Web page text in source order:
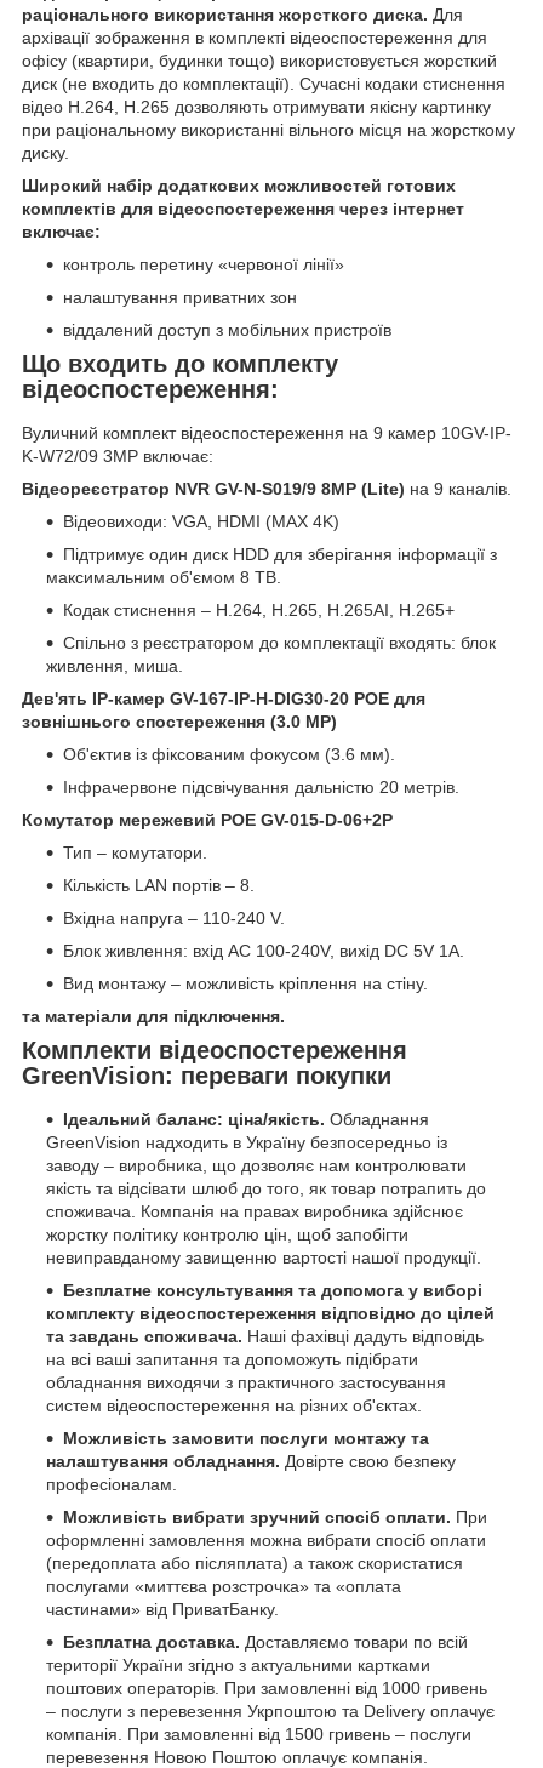
раціонального використання жорсткого диска. Для
архівації зображення в комплекті відеоспостереження для
офісу (квартири, будинки тощо) використовується жорсткий
диск (не входить до комплектації). Сучасні кодаки стиснення
відео H.264, H.265 дозволяють отримувати якісну картинку
при раціональному використанні вільного місця на жорсткому
диску.
Широкий набір додаткових можливостей готових
комплектів для відеоспостереження через інтернет
включає:
контроль перетину «червоної лінії»
налаштування приватних зон
віддалений доступ з мобільних пристроїв
Що входить до комплекту
відеоспостереження:
Вуличний комплект відеоспостереження на 9 камер 10GV-IP-
K-W72/09 3MP включає:
Відеореєстратор NVR GV-N-S019/9 8MP (Lite) на 9 каналів.
Відеовиходи: VGA, HDMI (MAX 4K)
Підтримує один диск HDD для зберігання інформації з
максимальним об'ємом 8 TB.
Кодак стиснення – H.264, H.265, H.265AI, H.265+
Спільно з реєстратором до комплектації входять: блок
живлення, миша.
Дев'ять IP-камер GV-167-IP-H-DIG30-20 POE для
зовнішнього спостереження (3.0 МР)
Об'єктив із фіксованим фокусом (3.6 мм).
Інфрачервоне підсвічування дальністю 20 метрів.
Комутатор мережевий POE GV-015-D-06+2P
Тип – комутатори.
Кількість LAN портів – 8.
Вхідна напруга – 110-240 V.
Блок живлення: вхід AC 100-240V, вихід DC 5V 1А.
Вид монтажу – можливість кріплення на стіну.
та матеріали для підключення.
Комплекти відеоспостереження
GreenVision: переваги покупки
Ідеальний баланс: ціна/якість. Обладнання
GreenVision надходить в Україну безпосередньо із
заводу – виробника, що дозволяє нам контролювати
якість та відсівати шлюб до того, як товар потрапить до
споживача. Компанія на правах виробника здійснює
жорстку політику контролю цін, щоб запобігти
невиправданому завищенню вартості нашої продукції.
Безплатне консультування та допомога у виборі
комплекту відеоспостереження відповідно до цілей
та завдань споживача. Наші фахівці дадуть відповідь
на всі ваші запитання та допоможуть підібрати
обладнання виходячи з практичного застосування
систем відеоспостереження на різних об'єктах.
Можливість замовити послуги монтажу та
налаштування обладнання. Довірте свою безпеку
професіоналам.
Можливість вибрати зручний спосіб оплати. При
оформленні замовлення можна вибрати спосіб оплати
(передоплата або післяплата) а також скористатися
послугами «миттєва розстрочка» та «оплата
частинами» від ПриватБанку.
Безплатна доставка. Доставляємо товари по всій
території України згідно з актуальними картками
поштових операторів. При замовленні від 1000 гривень
– послуги з перевезення Укрпоштою та Delivery оплачує
компанія. При замовленні від 1500 гривень – послуги
перевезення Новою Поштою оплачує компанія.